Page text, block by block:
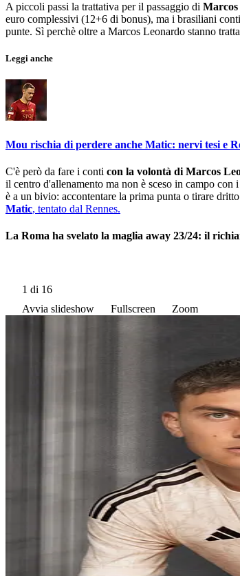
A piccoli passi la trattativa per il passaggio di
euro complessivi (12+6 di bonus), ma i brasiliani
punte. Sì perchè oltre a Marcos Leonardo stanno
Leggi anche
Mou rischia di perdere anche Matic: nervi tesi e
C'è però da fare i conti con la volontà di Marcos
il centro d'allenamento ma non è sceso in campo con
è a un bivio: accontentare la prima punta o tirare
Matic, tentato dal Rennes.
La Roma ha svelato la maglia away 23/24: il
1 di 16
Avvia slideshow
Fullscreen Zoom